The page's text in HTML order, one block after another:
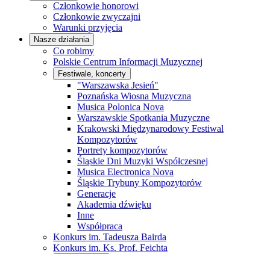
Członkowie honorowi
Członkowie zwyczajni
Warunki przyjęcia
Nasze działania
Co robimy
Polskie Centrum Informacji Muzycznej
Festiwale, koncerty
"Warszawska Jesień"
Poznańska Wiosna Muzyczna
Musica Polonica Nova
Warszawskie Spotkania Muzyczne
Krakowski Międzynarodowy Festiwal
Kompozytorów
Portrety kompozytorów
Śląskie Dni Muzyki Współczesnej
Musica Electronica Nova
Śląskie Trybuny Kompozytorów
Generacje
Akademia dźwięku
Inne
Współpraca
Konkurs im. Tadeusza Bairda
Konkurs im. Ks. Prof. Feichta